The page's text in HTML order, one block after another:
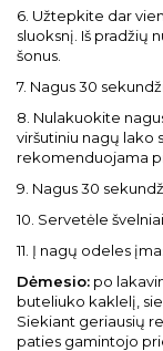
6. Užtepkite dar
sluoksnį. Iš pradžių
šonus.
7. Nagus 30
8. Nulakuokite
viršutiniu nagų lako
rekomenduojama
9. Nagus 30
10. Servetėle
11. Į nagų odeles
Dėmesio: po
buteliuko kaklelį,
Siekiant geriausių
paties gamintojo